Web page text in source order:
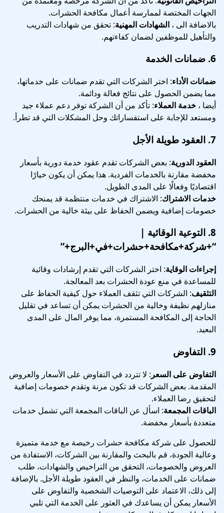
الجهات المختصة لممارسة أعمال مكافحة الحشرات.
بالاضافة الى ، الشهادات المهنية: تحقق من شهادات التدريب
والتأهيل للموظفين لضمان كفاءتهم.
6. ضمانات الخدمة
ضمانات الأداء: اختر الشركات التي تقدم ضمانات على خدماتها،
مما يضمن الحصول على نتائج فعالة ودائمة.
أيضا ، خدمة العملاء: تأكد من أن الشركة توفر دعم عملاء جيد
ومستعد للإجابة على استفساراتك وحل المشكلات التي قد تطرأ.
7. العقود طويلة الأجل
العقود الدورية: بعض الشركات تقدم عقود خدمة دورية بأسعار
مخفضة مقارنة بالخدمات الفردية. هذا يمكن أن يكون خيارًا
اقتصاديًا وفعالًا على المدى الطويل.
خدمات الاشتراك: الاشتراك في خدمات منتظمة قد يمنحك
خصومات إضافية ويضمن الحفاظ على بيئة خالية من الحشرات.
8. التوعية الوقائية |
“+شركة+مكافحة+حشرات+في+البرج+”
إجراءات الوقاية: اختر الشركات التي تقدم إرشادات وقائية
للمساعدة في منع عودة الحشرات بعد المعالجة.
التثقيف: الشركات التي تثقف العملاء حول كيفية الحفاظ على
منازلهم نظيفة وخالية من الحشرات يمكن أن تساعد في تقليل
الحاجة إلى المكافحة المستمرة، مما يوفر المال على المدى
البعيد.
9. التفاوض
التفاوض على السعر : لا تتردد في التفاوض على الأسعار والعروض
المقدمة. بعض الشركات قد تكون مرنة وتقدم خصومات إضافية
لتحقيق رضا العملاء.
الباقات المجمعة: اسأل عن الباقات المجمعة التي تشمل خدمات
متعددة بأسعار مخفضة.
للحصول على شركة مكافحة حشرات رخيصة مع خدمة متميزة
وعالية الجودة، قم بالبحث والمقارنة بين الشركات، الاستفادة من
العروض والخصومات، التحقق من التراخيص والشهادات، طلب
ضمانات على الخدمات، والنظر في العقود طويلة الأجل. بالإضافة
إلى ذلك، الاعتماد على التوصيات الشخصية والتفاوض على
الأسعار يمكن أن يساعدك في العثور على الخدمة التي تلبي